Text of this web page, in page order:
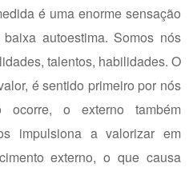
é uma enorme sensação
autoestima. Somos nós
talentos, habilidades. O
é sentido primeiro por nós
ocorre, o externo também
impulsiona a valorizar em
externo, o que causa